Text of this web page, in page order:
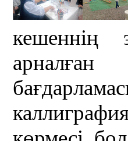
кешеннің
арналған